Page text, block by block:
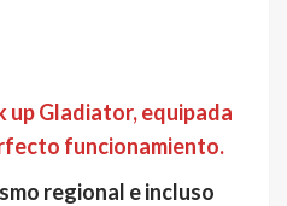
up Gladiator, equipada
funcionamiento.
regional e incluso